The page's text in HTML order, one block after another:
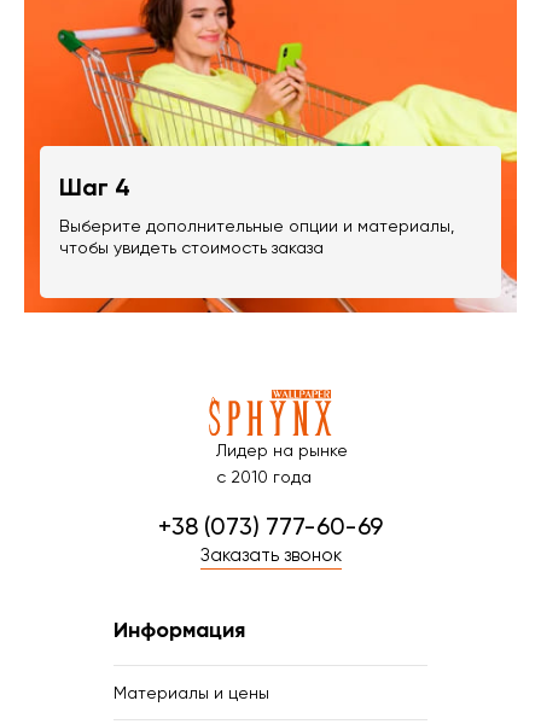
Шаг 4
Выберите дополнительные опции и материалы,
чтобы увидеть стоимость заказа
Лидер на рынке
с 2010 года
+38 (073) 777-60-69
Заказать звонок
Информация
Материалы и цены